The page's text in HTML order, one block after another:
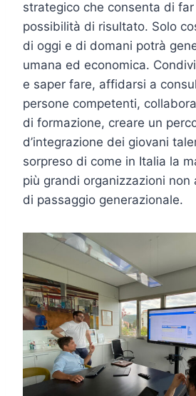
strategico che consenta di
possibilità di risultato. Solo
di oggi e di domani potrà
umana ed economica.
e saper fare, affidarsi a
persone competenti,
di formazione, creare un
d’integrazione dei giovani
sorpreso di come in Italia la
più grandi organizzazioni non
di passaggio generazionale.